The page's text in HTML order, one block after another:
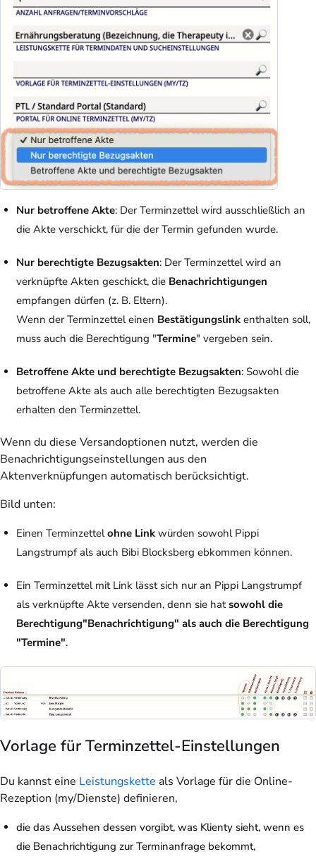
Nur betroffene Akte: Der Terminzettel wird ausschließlich an
die Akte verschickt, für die der Termin gefunden wurde.
Nur berechtigte Bezugsakten: Der Terminzettel wird an
verknüpfte Akten geschickt, die Benachrichtigungen
empfangen dürfen (z. B. Eltern).
Wenn der Terminzettel einen Bestätigungslinkenthalten soll,
muss auch die Berechtigung "Termine" vergeben sein.
Betroffene Akte und berechtigte Bezugsakten: Sowohl die
betroffene Akte als auch alle berechtigten Bezugsakten
erhalten den Terminzettel.
Wenn du diese Versandoptionen nutzt, werden die
Benachrichtigungseinstellungen aus den
Aktenverknüpfungen automatisch berücksichtigt.
Bild unten:
Einen Terminzettelohne Linkwürden sowohl Pippi
Langstrumpf als auch Bibi Blocksberg ebkommen können.
Ein Terminzettel mit Link lässt sich nur an Pippi Langstrumpf
als verknüpfte Akte versenden, denn sie hatsowohl die
Berechtigung"Benachrichtigung" als auch die Berechtigung
"Termine".
Vorlage für Terminzettel-Einstellungen
Du kannst eine Leistungskette als Vorlage für die Online-
Rezeption (my/Dienste) definieren,
die das Aussehen dessen vorgibt, was Klienty sieht, wenn es
die Benachrichtigung zur Terminanfrage bekommt,